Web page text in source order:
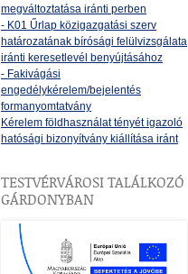
megváltoztatása iránti perben
- K01 Űrlap közigazgatási szerv
határozatának bírósági felülvizsgálata
iránti keresetlevél benyújtásához
- Fakivágási
engedélykérelem/bejelentés
formanyomtatvány
Kérelem földhasználat tényét igazoló
hatósági bizonyítvány kiállítása iránt
TESTVÉRVÁROSI TALÁLKOZÓ
GÁRDONYBAN